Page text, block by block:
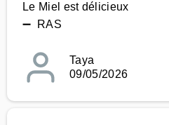
Le Miel est délicieux
➖ RAS
Taya
09/05/2026